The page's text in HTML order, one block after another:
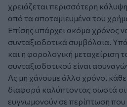
χρειάζεται περισσότερη
από τα αποταμιευμένα του
Επίσης υπάρχει ακόμα χρόνος
συνταξιοδοτικά συμβόλαια.
και η φορολογική μεταχείριση
συνταξιοδοτικού είναι
Ας μη χάνουμε άλλο χρόνο,
διαφορά καλύπτοντας σωστά
ευγνωμονούν σε περίπτωση που